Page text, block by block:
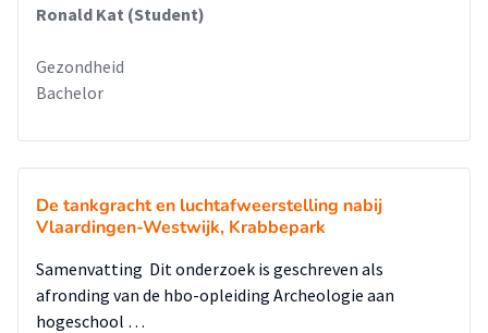
Ronald Kat (Student)
Gezondheid
Bachelor
De tankgracht en luchtafweerstelling nabij
Vlaardingen-Westwijk, Krabbepark
Samenvatting Dit onderzoek is geschreven als
afronding van de hbo-opleiding Archeologie aan
hogeschool …